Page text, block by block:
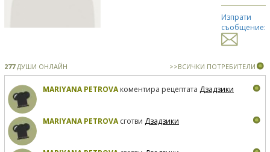
Изпрати
съобщение:
277ДУШИ ОНЛАЙН >>ВСИЧКИ ПОТРЕБИТЕЛИ
MARIYANA PETROVAкоментира рецептата Дзадзики
MARIYANA PETROVAсготви Дзадзики